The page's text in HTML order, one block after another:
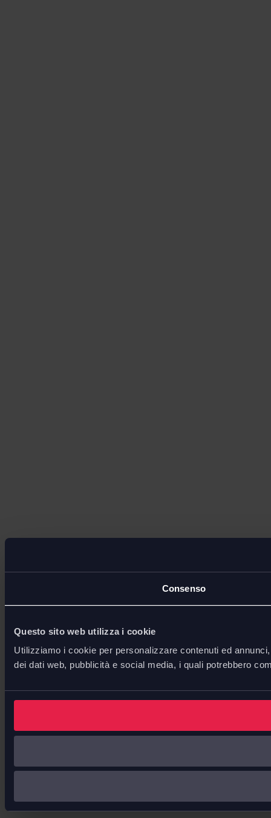
Consenso
Questo sito web utilizza i cookie
Utilizziamo i cookie per personalizzare contenuti ed
dei dati web, pubblicità e social media, i quali potrebbero